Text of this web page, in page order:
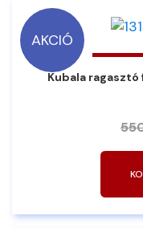
AKCIÓ
Kubala ragasztó